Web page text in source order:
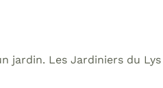
jardin. Les Jardiniers du